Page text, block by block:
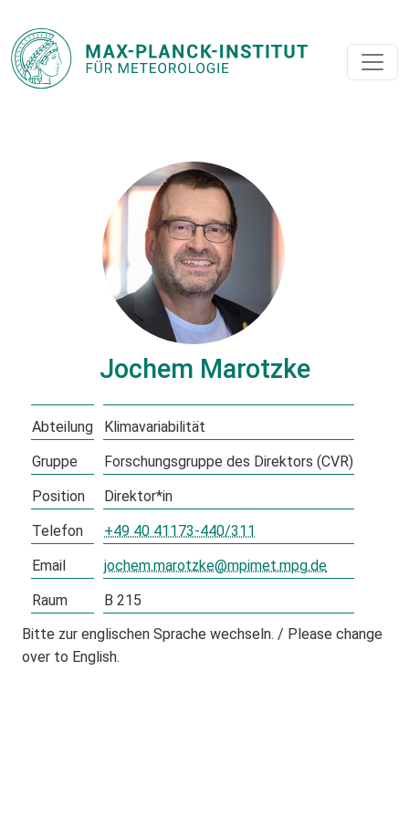
Jochem Marotzke
Abteilung
Klimavariabilität
Gruppe
Forschungsgruppe des Direktors (CVR)
Position
Direktor*in
Telefon
+49 40 41173-440/311
Email
jochem.marotzke@mpimet.mpg.de
Raum
B 215
Bitte zur englischen Sprache wechseln. / Please change
over to English.